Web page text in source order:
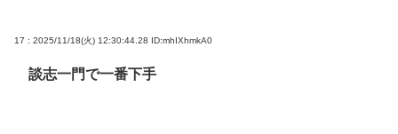
17 : 2025/11/18(火) 12:30:44.28 ID:mhIXhmkA0
談志一門で一番下手